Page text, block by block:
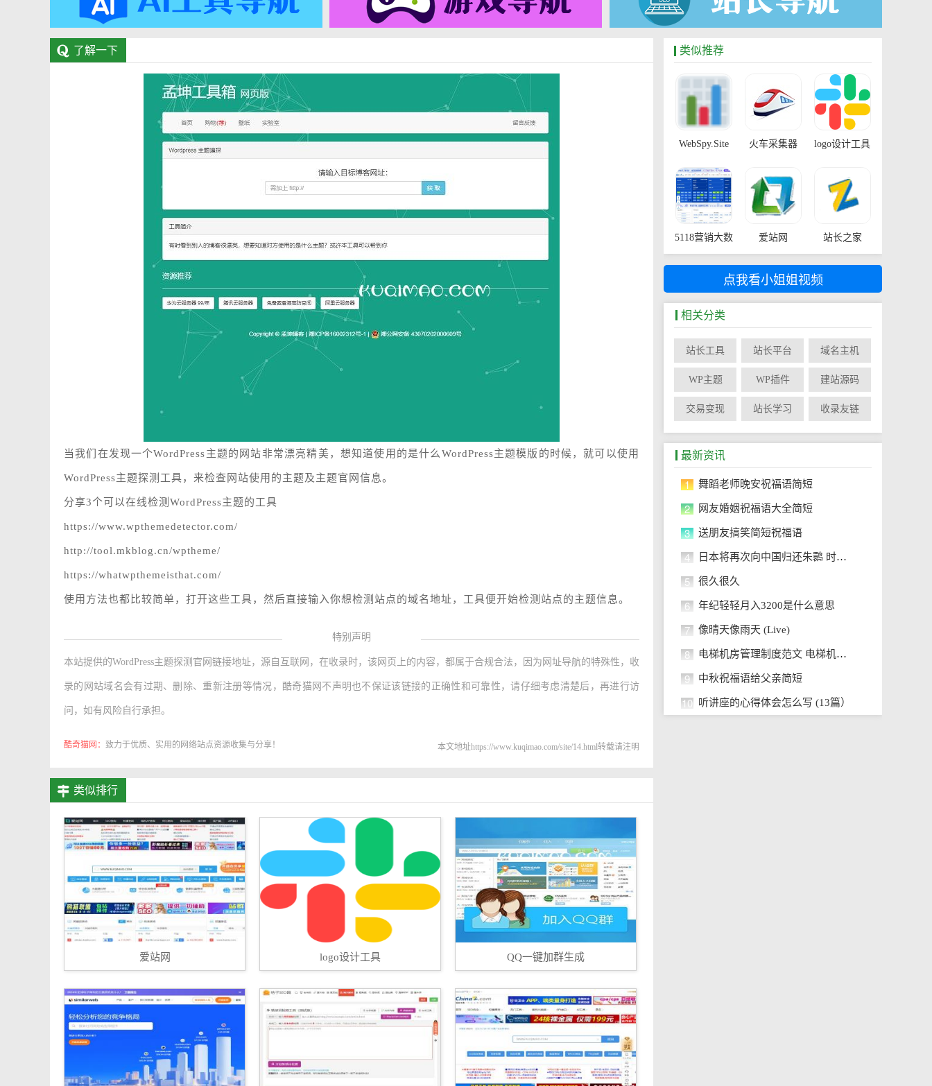
了解一下
当我们在发现一个WordPress主题的网站非常漂亮精美，想知道使用的是什么WordPress主题模版的时候，就可以使用
WordPress主题探测工具，来检查网站使用的主题及主题官网信息。
分享3个可以在线检测WordPress主题的工具
https://www.wpthemedetector.com/
http://tool.mkblog.cn/wptheme/
https://whatwpthemeisthat.com/
使用方法也都比较简单，打开这些工具，然后直接输入你想检测站点的域名地址，工具便开始检测站点的主题信息。
特别声明
本站提供的WordPress主题探测官网链接地址，源自互联网，在收录时，该网页上的内容，都属于合规合法，因为网址导航的特殊性，收
录的网站域名会有过期、删除、重新注册等情况，酷奇猫网不声明也不保证该链接的正确性和可靠性，请仔细考虑清楚后，再进行访
问，如有风险自行承担。
酷奇猫网： 致力于优质、实用的网络站点资源收集与分享！ 本文地址https://www.kuqimao.com/site/14.html转载请注明
类似排行
爱站网 logo设计工具 QQ一键加群生成
类似推荐
WebSpy.Site 火车采集器 logo设计工具
5118营销大数
据
爱站网 站长之家
点我看小姐姐视频
相关分类
站长工具 站长平台 域名主机
WP主题 WP插件 建站源码
交易变现 站长学习 收录友链
最新资讯
1 舞蹈老师晚安祝福语简短
2 网友婚姻祝福语大全简短
3 送朋友搞笑简短祝福语
4 日本将再次向中国归还朱鹮 时隔8年
5 很久很久
6 年纪轻轻月入3200是什么意思
7 像晴天像雨天 (Live)
8 电梯机房管理制度范文 电梯机房管
9 中秋祝福语给父亲简短
10 听讲座的心得体会怎么写 (13篇）